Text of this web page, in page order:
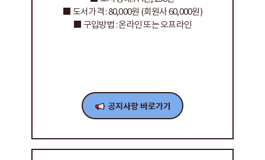
■ 도서가격 : 80,000원 (회원사 60,000원)
■ 구입방법 : 온라인 또는 오프라인